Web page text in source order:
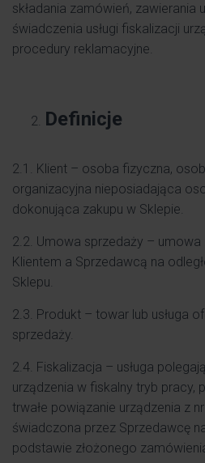
składania zamówień, zawierania
świadczenia usługi fiskalizacji
procedury reklamacyjne.
Definicje
2.1. Klient – osoba fizyczna,
organizacyjna nieposiadająca
dokonująca zakupu w Sklepie.
2.2. Umowa sprzedaży –
Klientem a Sprzedawcą na
Sklepu.
2.3. Produkt – towar lub usługa
sprzedaży.
2.4. Fiskalizacja – usługa
urządzenia w fiskalny tryb pracy,
trwałe powiązanie urządzenia z
świadczona przez Sprzedawcę
podstawie złożonego